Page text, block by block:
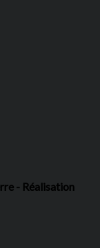
- Réalisation